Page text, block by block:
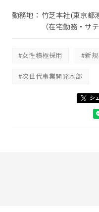
勤務地： 竹芝本社(東京都
（在宅勤務・サ
#女性積極採用 #新
#次世代事業開発本部
シ